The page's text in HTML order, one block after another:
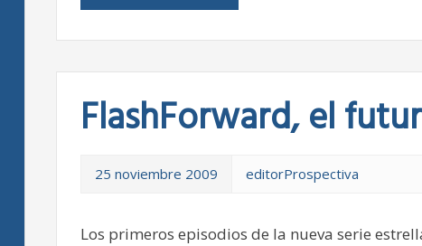
FlashForward, el
25 noviembre 2009 editorProspectiva
Los primeros episodios de la nueva serie